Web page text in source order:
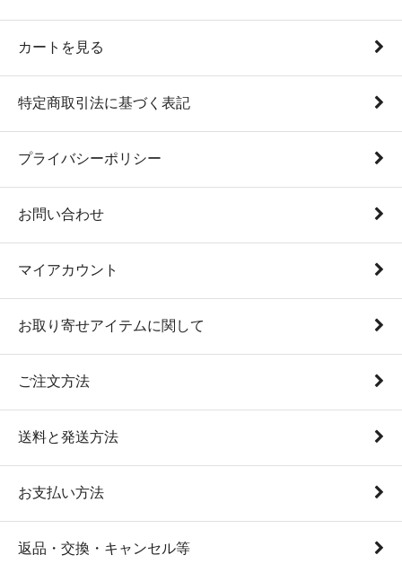
カートを見る
特定商取引法に基づく表記
プライバシーポリシー
お問い合わせ
マイアカウント
お取り寄せアイテムに関して
ご注文方法
送料と発送方法
お支払い方法
返品・交換・キャンセル等